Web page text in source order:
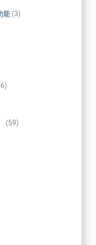
能(3)
(59)